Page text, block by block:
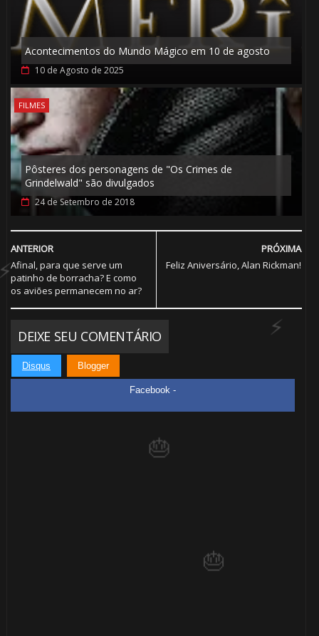
Acontecimentos do Mundo Mágico em 10 de agosto
10 de Agosto de 2025
FILMES
Pôsteres dos personagens de "Os Crimes de
Grindelwald" são divulgados
24 de Setembro de 2018
PRÓXIMA
Feliz Aniversário, Alan Rickman!
ANTERIOR
Afinal, para que serve um
patinho de borracha? E como
os aviões permanecem no ar?
DEIXE SEU COMENTÁRIO
Disqus Blogger
Facebook -
⚡
8️⃣
1️⃣